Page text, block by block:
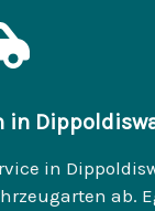
in
in
ab.